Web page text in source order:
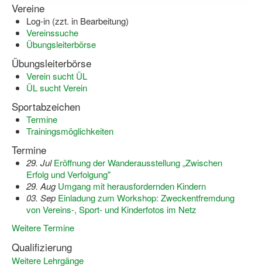
Bewegt zu Hause
Bewegt ÄLTER werden in NRW!
Bewegt GESUND bleiben in NRW!
Aktionen zu "Bewegt Älter werden" / "Bewegt gesund
Bewegungsmodel
SSB-Sport
Gymnastik und Entspannung für Frauen
Koronarsport
Seniorensport
Reha-Sportangebote in NRW suchen
Vereine
Log-in (zzt. in Bearbeitung)
Vereinssuche
Übungsleiterbörse
Übungsleiterbörse
Verein sucht ÜL
ÜL sucht Verein
Sportabzeichen
Termine
Trainingsmöglichkeiten
Termine
29. Jul Eröffnung der Wanderausstellung „Zwischen
Erfolg und Verfolgung"
29. Aug Umgang mit herausfordernden Kindern
03. Sep Einladung zum Workshop: Zweckentfremdung
von Vereins-, Sport- und Kinderfotos im Netz
Weitere Termine
Qualifizierung
Weitere Lehrgänge